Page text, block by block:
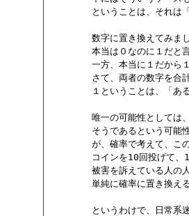
ということは、それは「
数字に置き換えてみまし
本当は０なのに１だと
一方、本当に１だから
さて、両者の数字を合
１ということは、「ある
唯一の可能性としては
そうであるという可能
が、確率で考えて、こ
コインを10回投げて、
被害を訴えている人の
単純に確率に置き換え
というわけで、日常系